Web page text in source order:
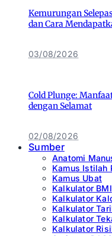
Kemurungan
dan Cara
03/08/2026
Cold Plunge:
dengan Selamat
02/08/2026
Sumber
Anatomi
Kamus Istilah
Kamus Ubat
Kalkulator BMI
Kalkulator
Kalkulator
Kalkulator
Kalkulator